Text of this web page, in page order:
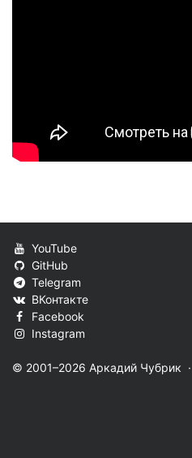
YouTube
GitHub
Telegram
ВКонтакте
Facebook
Instagram
© 2001–2026 Аркадий Чубрик ·